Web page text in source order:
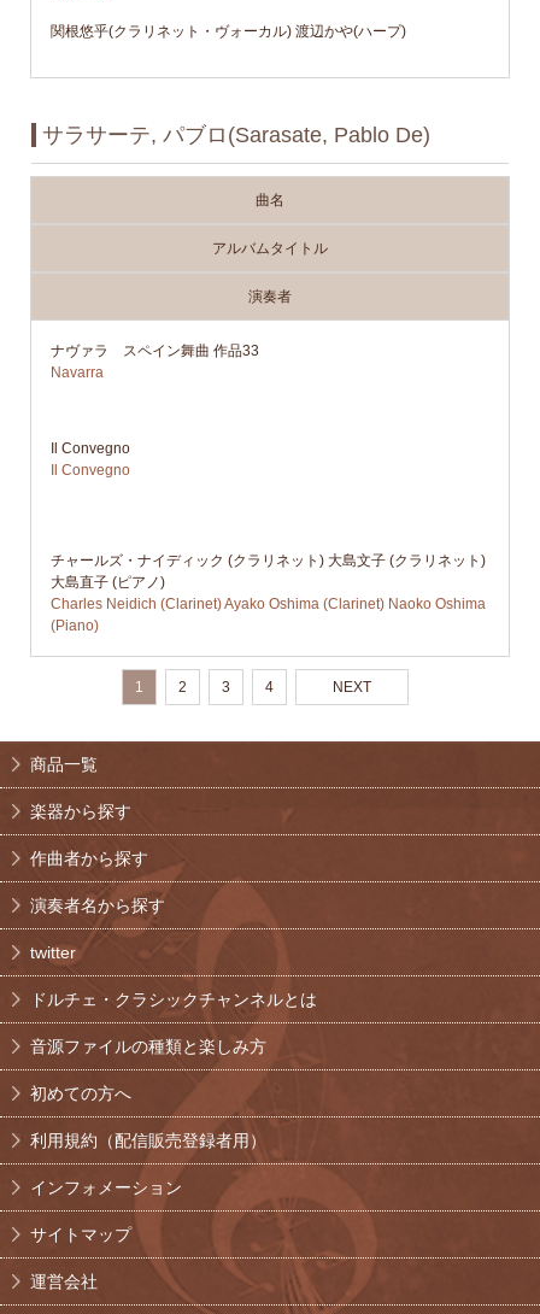
関根悠乎(クラリネット・ヴォーカル) 渡辺かや(ハープ)
サラサーテ, パブロ(Sarasate, Pablo De)
曲名
アルバムタイトル
演奏者
ナヴァラ スペイン舞曲 作品33
Navarra
Il Convegno
Il Convegno
チャールズ・ナイディック (クラリネット) 大島文子 (クラリネット)
大島直子 (ピアノ)
Charles Neidich (Clarinet) Ayako Oshima (Clarinet) Naoko Oshima
(Piano)
1 2 3 4 NEXT
商品一覧
楽器から探す
作曲者から探す
演奏者名から探す
twitter
ドルチェ・クラシックチャンネルとは
音源ファイルの種類と楽しみ方
初めての方へ
利用規約（配信販売登録者用）
インフォメーション
サイトマップ
運営会社